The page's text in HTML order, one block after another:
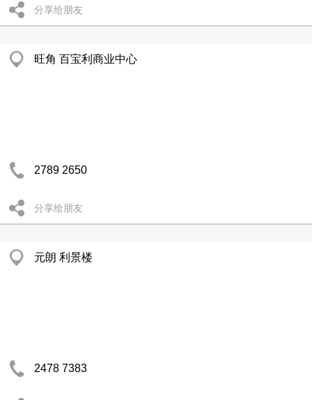
分享给朋友
旺角 百宝利商业中心
2789 2650
分享给朋友
元朗 利景楼
2478 7383